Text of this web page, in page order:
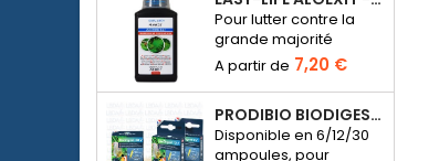
Pour lutter contre la
grande majorité
d’espèces d’algues
dans l’aquarium d’eau
douce.
7,20 €
PRODIBIO BIODIGEST - 6/12/30 AMPOULES
Disponible en 6/12/30
ampoules, pour